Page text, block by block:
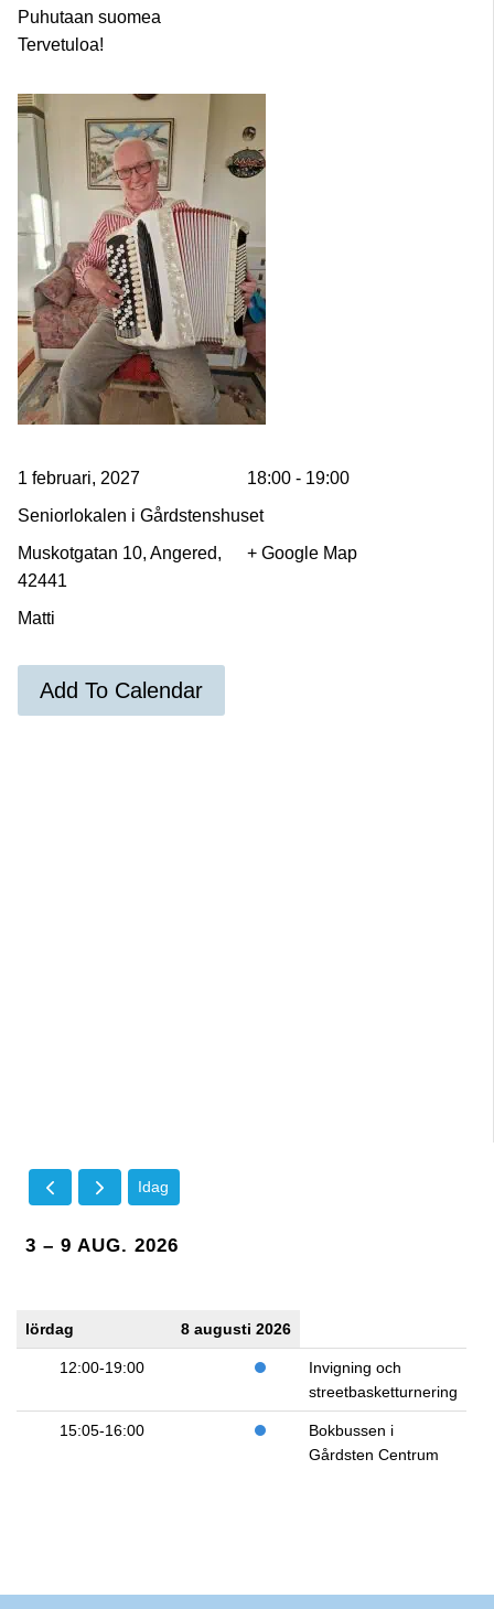
Puhutaan suomea
Tervetuloa!
1 februari, 2027
18:00 - 19:00
Seniorlokalen i Gårdstenshuset
Muskotgatan 10, Angered,
42441
+ Google Map
Matti
Add To Calendar
Idag
3 – 9 AUG. 2026
lördag 8 augusti 2026
12:00-19:00
Invigning och
streetbasketturnering
15:05-16:00
Bokbussen i
Gårdsten Centrum